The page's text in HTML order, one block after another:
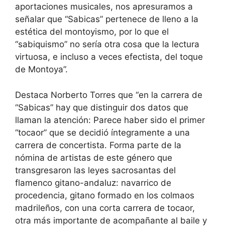
aportaciones musicales, nos apresuramos a
señalar que “Sabicas” pertenece de lleno a la
estética del montoyismo, por lo que el
“sabiquismo” no sería otra cosa que la lectura
virtuosa, e incluso a veces efectista, del toque
de Montoya”.
Destaca Norberto Torres que “en la carrera de
“Sabicas” hay que distinguir dos datos que
llaman la atención: Parece haber sido el primer
“tocaor” que se decidió íntegramente a una
carrera de concertista. Forma parte de la
nómina de artistas de este género que
transgresaron las leyes sacrosantas del
flamenco gitano-andaluz: navarrico de
procedencia, gitano formado en los colmaos
madrileños, con una corta carrera de tocaor,
otra más importante de acompañante al baile y